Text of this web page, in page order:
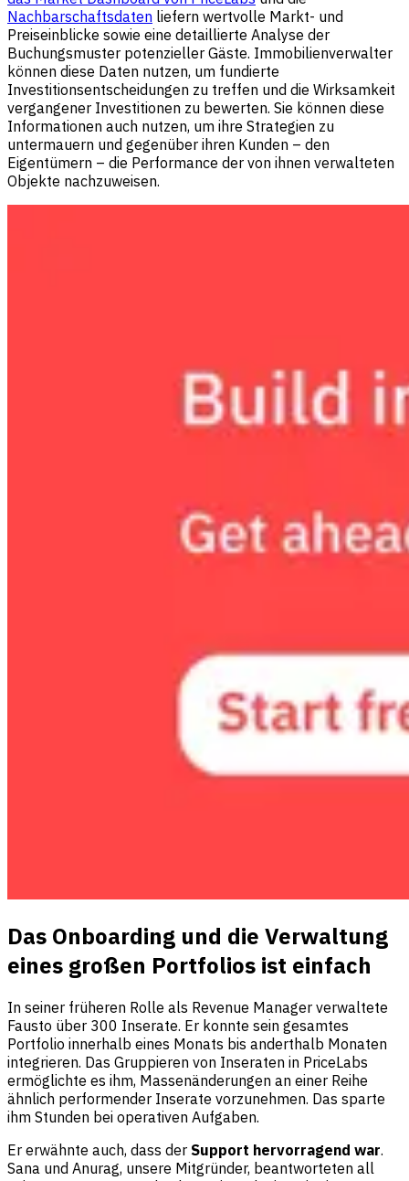
Nachbarschaftsdaten liefern wertvolle Markt- und
Preiseinblicke sowie eine detaillierte Analyse der
Buchungsmuster potenzieller Gäste. Immobilienverwalter
können diese Daten nutzen, um fundierte
Investitionsentscheidungen zu treffen und die Wirksamkeit
vergangener Investitionen zu bewerten. Sie können diese
Informationen auch nutzen, um ihre Strategien zu
untermauern und gegenüber ihren Kunden – den
Eigentümern – die Performance der von ihnen verwalteten
Objekte nachzuweisen.
Das Onboarding und die Verwaltung
eines großen Portfolios ist einfach
In seiner früheren Rolle als Revenue Manager verwaltete
Fausto über 300 Inserate. Er konnte sein gesamtes
Portfolio innerhalb eines Monats bis anderthalb Monaten
integrieren. Das Gruppieren von Inseraten in PriceLabs
ermöglichte es ihm, Massenänderungen an einer Reihe
ähnlich performender Inserate vorzunehmen. Das sparte
ihm Stunden bei operativen Aufgaben.
Er erwähnte auch, dass der Support hervorragend war.
Sana und Anurag, unsere Mitgründer, beantworteten all